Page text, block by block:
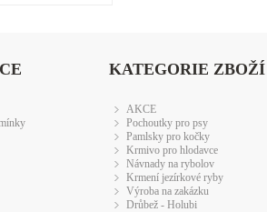
KATEGORIE ZBOŽÍ
AKCE
Pochoutky pro psy
Pamlsky pro kočky
Krmivo pro hlodavce
Návnady na rybolov
Krmení jezírkové ryby
Výroba na zakázku
Drůbež - Holubi